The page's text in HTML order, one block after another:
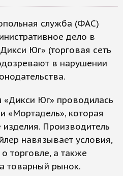
служба (ФАС)
дело в
Юг» (торговая сеть
в нарушении
Юг» проводилась
«Мортадель», которая
Производитель
навязывает условия,
торговле, а также
товарный рынок.